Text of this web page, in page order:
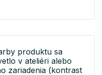
produktu sa
v ateliéri alebo
zariadenia (kontrast